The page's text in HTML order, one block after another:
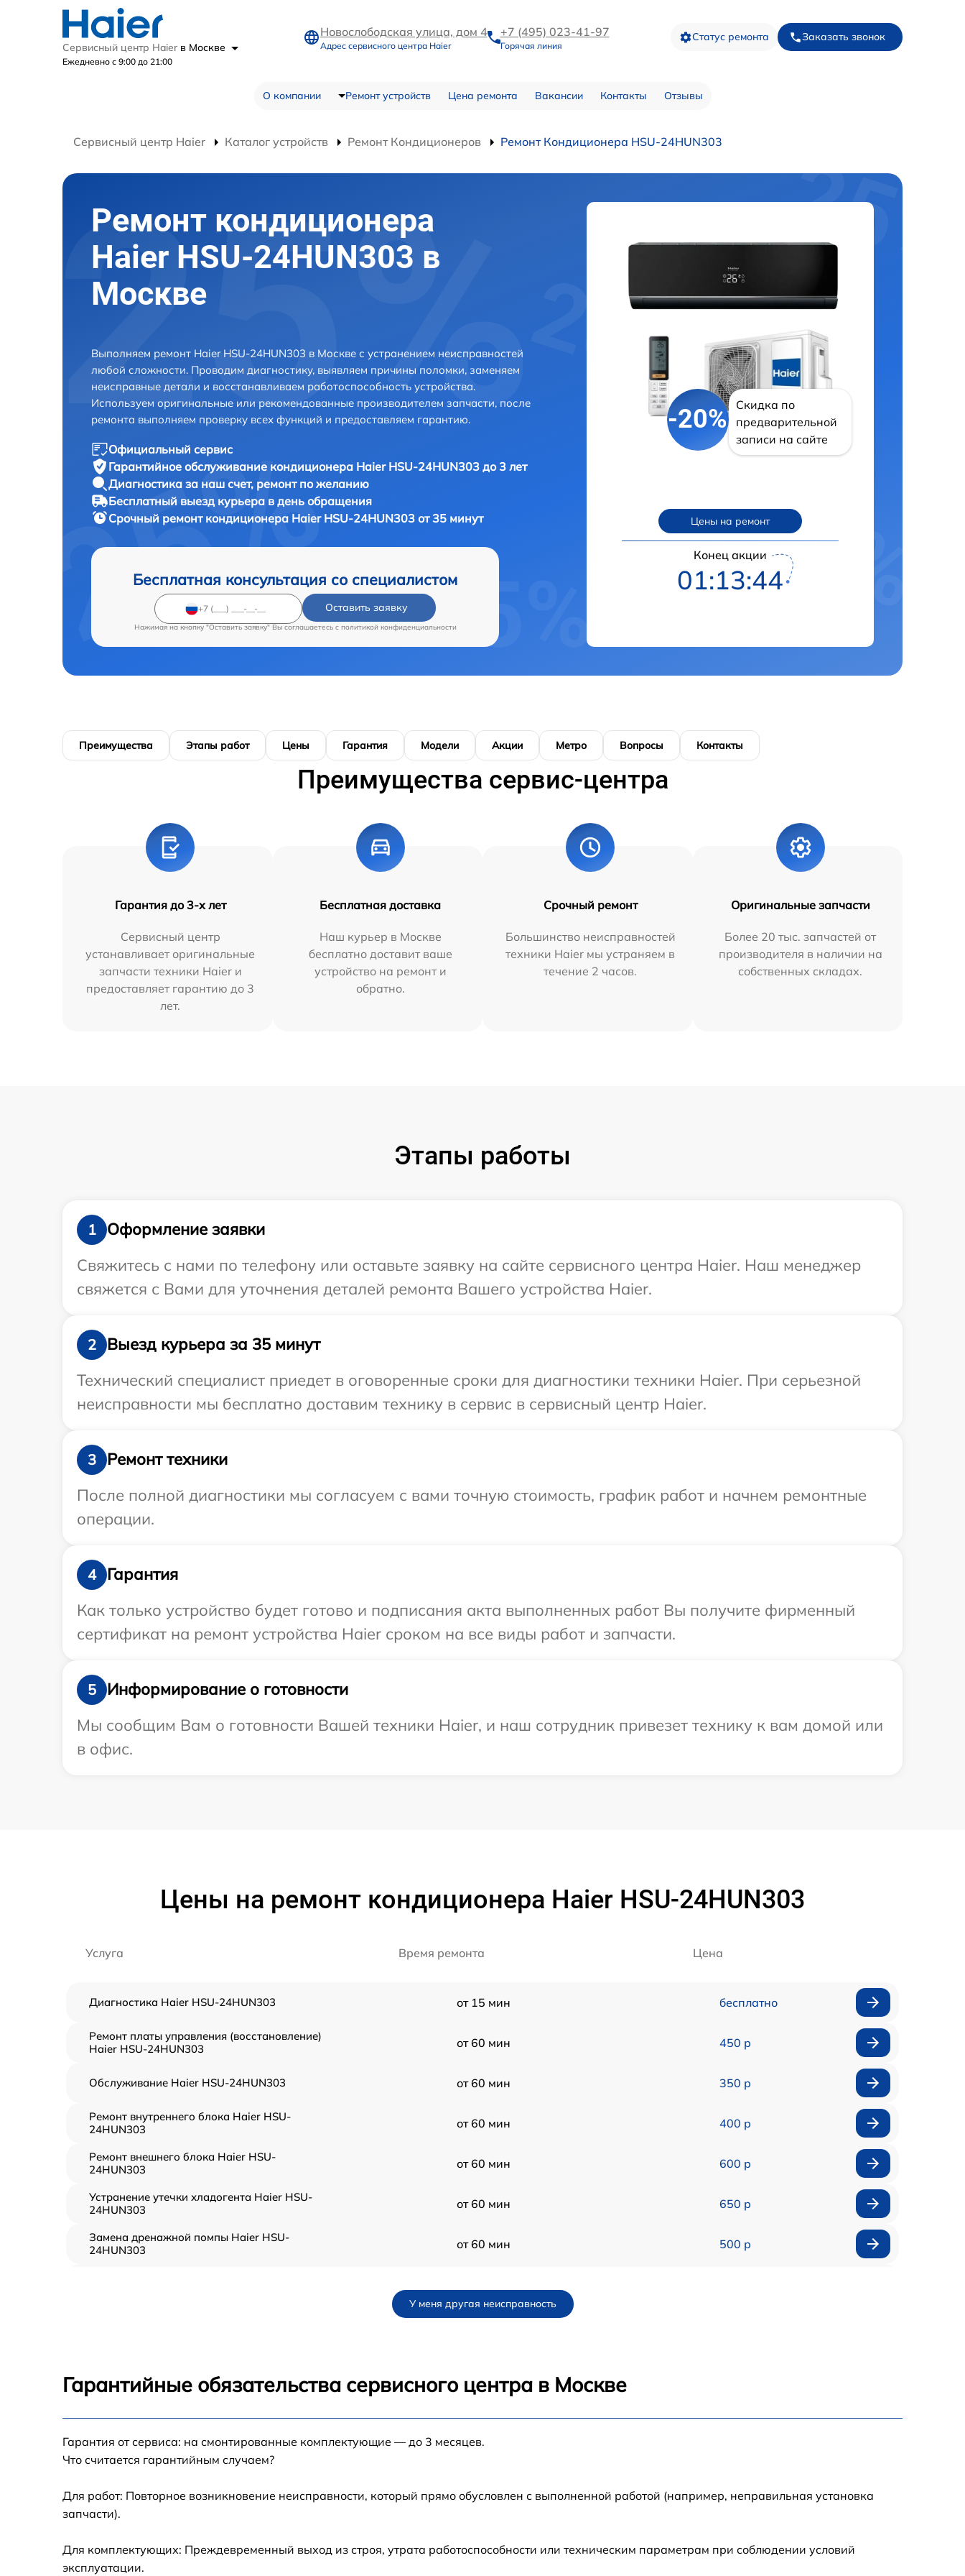
Сервисный центр Haier в Москве
Ежедневно с 9:00 до 21:00
Новослободская улица, дом 4
Адрес сервисного центра Haier
+7 (495) 023-41-97
Горячая линия
Статус ремонта Заказать звонок
О компании Ремонт устройств Цена ремонта Вакансии Контакты Отзывы
Сервисный центр Haier Каталог устройств Ремонт Кондиционеров Ремонт Кондиционера HSU-24HUN303
Ремонт кондиционера
Haier HSU-24HUN303 в
Москве
Выполняем ремонт Haier HSU-24HUN303 в Москве с устранением неисправностей
любой сложности. Проводим диагностику, выявляем причины поломки, заменяем
неисправные детали и восстанавливаем работоспособность устройства.
Используем оригинальные или рекомендованные производителем запчасти, после
ремонта выполняем проверку всех функций и предоставляем гарантию.
Официальный сервис
Гарантийное обслуживание кондиционера Haier HSU-24HUN303 до 3 лет
Диагностика за наш счет, ремонт по желанию
Бесплатный выезд курьера в день обращения
Срочный ремонт кондиционера Haier HSU-24HUN303 от 35 минут
Бесплатная консультация со специалистом
Оставить заявку
Нажимая на кнопку "Оставить заявку" Вы соглашаетесь c политикой конфиденциальности
-20%
Скидка по
предварительной
записи на сайте
Цены на ремонт
Конец акции
01:13:42
Преимущества Этапы работ Цены Гарантия Модели Акции Метро Вопросы Контакты
Преимущества сервис-центра
Гарантия до 3-х лет
Сервисный центр
устанавливает оригинальные
запчасти техники Haier и
предоставляет гарантию до 3
лет.
Бесплатная доставка
Наш курьер в Москве
бесплатно доставит ваше
устройство на ремонт и
обратно.
Срочный ремонт
Большинство неисправностей
техники Haier мы устраняем в
течение 2 часов.
Оригинальные запчасти
Более 20 тыс. запчастей от
производителя в наличии на
собственных складах.
Этапы работы
1
Оформление заявки
Свяжитесь с нами по телефону или оставьте заявку на сайте сервисного центра Haier. Наш менеджер
свяжется с Вами для уточнения деталей ремонта Вашего устройства Haier.
2
Выезд курьера за 35 минут
Технический специалист приедет в оговоренные сроки для диагностики техники Haier. При серьезной
неисправности мы бесплатно доставим технику в сервис в сервисный центр Haier.
3
Ремонт техники
После полной диагностики мы согласуем с вами точную стоимость, график работ и начнем ремонтные
операции.
4
Гарантия
Как только устройство будет готово и подписания акта выполненных работ Вы получите фирменный
сертификат на ремонт устройства Haier сроком на все виды работ и запчасти.
5
Информирование о готовности
Мы сообщим Вам о готовности Вашей техники Haier, и наш сотрудник привезет технику к вам домой или
в офис.
Цены на ремонт кондиционера Haier HSU-24HUN303
Услуга Время ремонта Цена
Диагностика Haier HSU-24HUN303 от 15 мин бесплатно
Ремонт платы управления (восстановление)
Haier HSU-24HUN303
от 60 мин 450 р
Обслуживание Haier HSU-24HUN303 от 60 мин 350 р
Ремонт внутреннего блока Haier HSU-
24HUN303
от 60 мин 400 р
Ремонт внешнего блока Haier HSU-
24HUN303
от 60 мин 600 р
Устранение утечки хладогента Haier HSU-
24HUN303
от 60 мин 650 р
Замена дренажной помпы Haier HSU-
24HUN303
от 60 мин 500 р
У меня другая неисправность
Гарантийные обязательства сервисного центра в Москве
Гарантия от сервиса: на смонтированные комплектующие — до 3 месяцев.
Что считается гарантийным случаем?
Для работ: Повторное возникновение неисправности, который прямо обусловлен с выполненной работой (например, неправильная установка
запчасти).
Для комплектующих: Преждевременный выход из строя, утрата работоспособности или техническим параметрам при соблюдении условий
эксплуатации.